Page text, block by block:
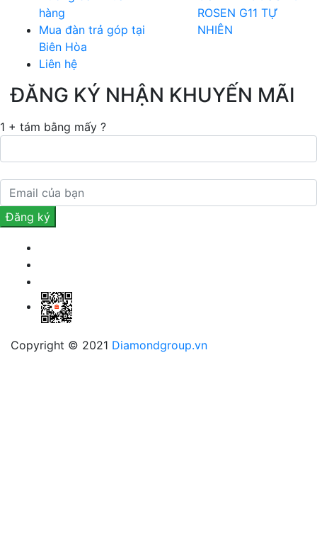
hàng
Mua đàn trả góp tại
Biên Hòa
Liên hệ
ROSEN G11 TỰ
NHIÊN
ĐĂNG KÝ NHẬN KHUYẾN MÃI
1 + tám bằng mấy ?
Copyright © 2021 Diamondgroup.vn